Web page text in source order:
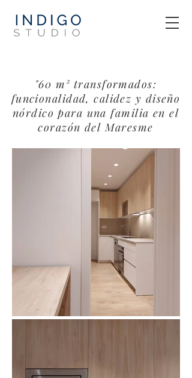
"60 m² transformados:
funcionalidad, calidez y diseño
nórdico para una familia en el
corazón del Maresme